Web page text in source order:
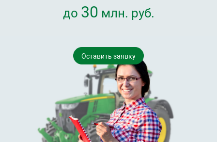
Оставить заявку
до 30 млн. руб.